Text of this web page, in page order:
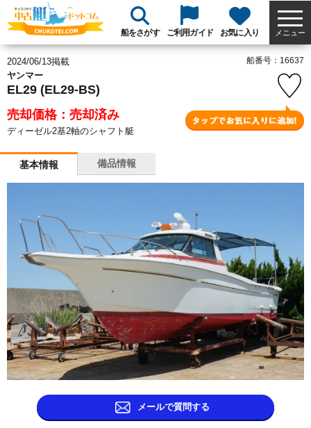
船をさがす ご利用ガイド お気に入り メニュー
2024/06/13掲載
ヤンマー
EL29 (EL29-BS)
売却価格：売却済み
ディーゼル2基2軸のシャフト艇
船番号：16637
基本情報 備品情報
メールで質問する